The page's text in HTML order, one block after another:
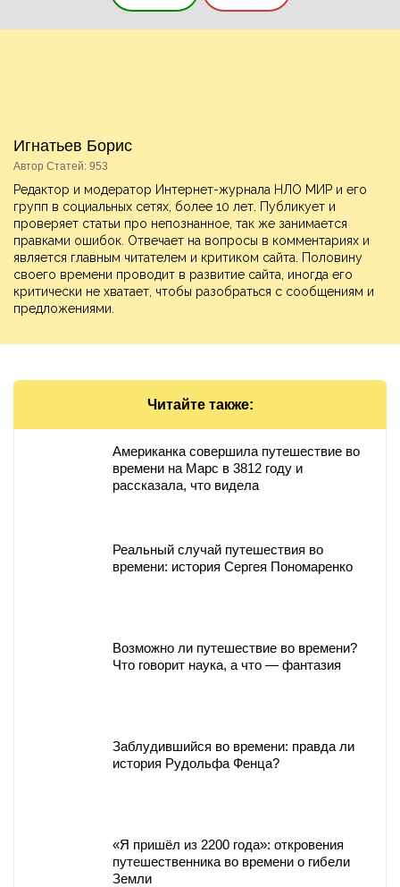
Игнатьев Борис
Автор Статей: 953
Редактор и модератор Интернет-журнала НЛО МИР и его
групп в социальных сетях, более 10 лет. Публикует и
проверяет статьи про непознанное, так же занимается
правками ошибок. Отвечает на вопросы в комментариях и
является главным читателем и критиком сайта. Половину
своего времени проводит в развитие сайта, иногда его
критически не хватает, чтобы разобраться с сообщениям и
предложениями.
Читайте также:
Американка совершила путешествие во
времени на Марс в 3812 году и
рассказала, что видела
Реальный случай путешествия во
времени: история Сергея Пономаренко
Возможно ли путешествие во времени?
Что говорит наука, а что — фантазия
Заблудившийся во времени: правда ли
история Рудольфа Фенца?
«Я пришёл из 2200 года»: откровения
путешественника во времени о гибели
Земли